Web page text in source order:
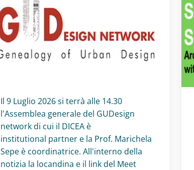
Titolo card:
Il 9 Luglio 2026 si terrà alle 14.30
l'Assemblea generale del GUDesign
network di cui il DICEA è
institutional partner e la Prof. Marichela
Sepe è coordinatrice. All'interno della
notizia la locandina e il link del Meet